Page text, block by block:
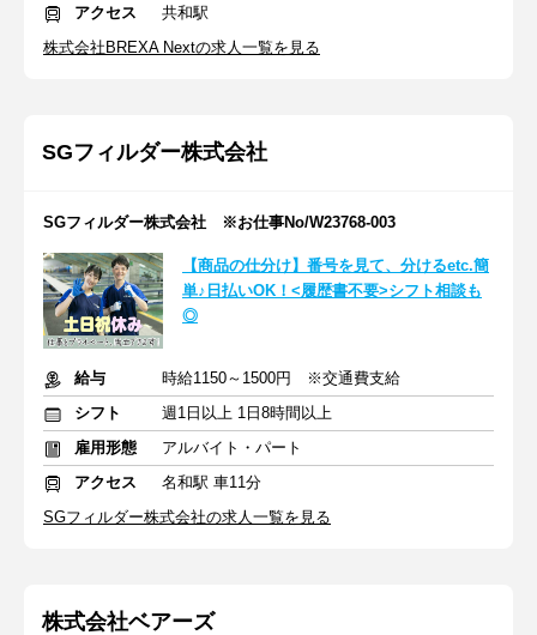
アクセス
共和駅
株式会社BREXA Nextの求人一覧を見る
SGフィルダー株式会社
SGフィルダー株式会社 ※お仕事No/W23768-003
【商品の仕分け】番号を見て、分けるetc.簡
単♪日払いOK！<履歴書不要>シフト相談も
◎
給与
時給1150～1500円 ※交通費支給
シフト
週1日以上 1日8時間以上
雇用形態
アルバイト・パート
アクセス
名和駅 車11分
SGフィルダー株式会社の求人一覧を見る
株式会社ベアーズ